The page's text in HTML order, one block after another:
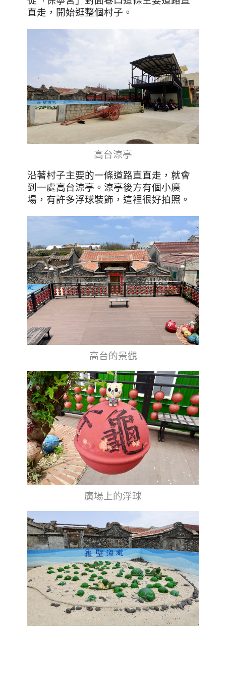
直走，開始逛整個村子。
高台涼亭
沿著村子主要的一條道路直直走，就會
到一處高台涼亭。涼亭後方有個小廣
場，有許多浮球裝飾，這裡很好拍照。
高台的景觀
廣場上的浮球